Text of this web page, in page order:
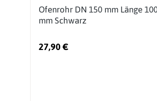
Ofenrohr DN 150 mm Länge
mm Schwarz
27,90 €